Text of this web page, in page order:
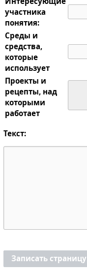
участника
понятия:
Среды и
средства,
которые
использует
Проекты и
рецепты, над
которыми
работает
Текст:
Записать страницу